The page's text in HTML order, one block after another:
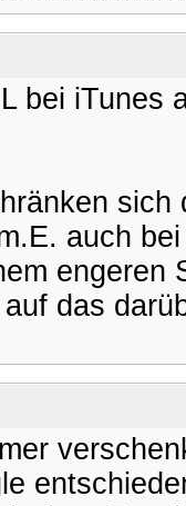
bei iTunes
auch
engeren
das